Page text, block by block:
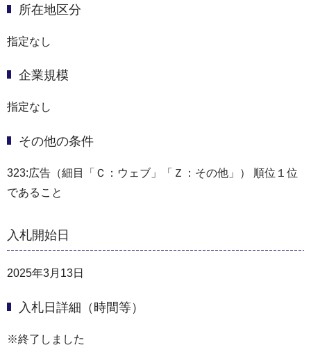
所在地区分
指定なし
企業規模
指定なし
その他の条件
323:広告（細目「Ｃ：ウェブ」「Ｚ：その他」） 順位１位
であること
入札開始日
2025年3月13日
入札日詳細（時間等）
※終了しました